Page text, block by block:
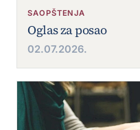
SAOPŠTENJA
Oglas za posao
02.07.2026.